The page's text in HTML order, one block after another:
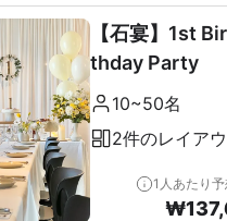
【石宴】1st Bir
thday Party
10~50名
2件のレイアウ
1人あたり
₩